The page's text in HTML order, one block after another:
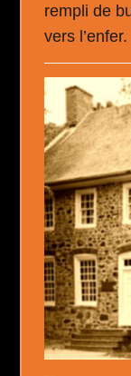
rempli de
vers l’enfer.